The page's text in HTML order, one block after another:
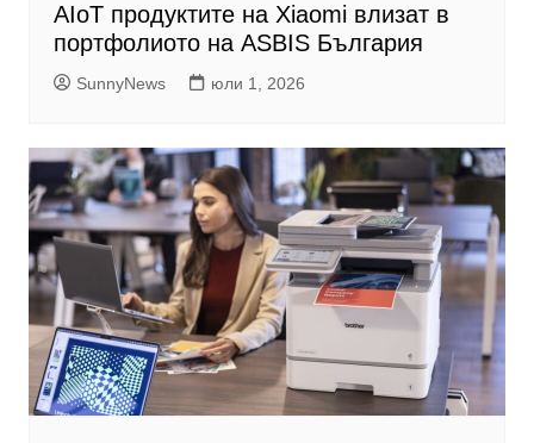
AIoT продуктите на Xiaomi влизат в
портфолиото на ASBIS България
SunnyNews юли 1, 2026